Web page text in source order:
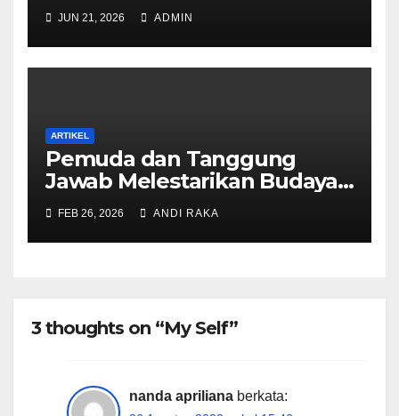
JUN 21, 2026 ADMIN
ARTIKEL
Pemuda dan Tanggung
Jawab Melestarikan Budaya
Ammatoa Kajang di Era
Modern
FEB 26, 2026 ANDI RAKA
3 thoughts on “My Self”
nanda apriliana berkata: